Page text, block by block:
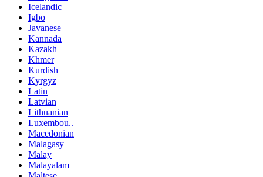
Icelandic
Igbo
Javanese
Kannada
Kazakh
Khmer
Kurdish
Kyrgyz
Latin
Latvian
Lithuanian
Luxembou..
Macedonian
Malagasy
Malay
Malayalam